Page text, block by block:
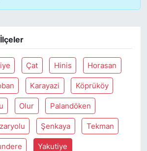
Çat Hinis Horasan
Karayazi Köprüköy
Olur Palandöken
Şenkaya Tekman
Yakutiye